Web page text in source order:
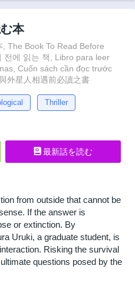
本
The Book To Read Before
전에 읽는 책, Libro para leer
Cuốn sách cần đọc trước
外星人相遇前必讀之書
Thriller
最新話を読む
from outside that cannot be
If the answer is
or extinction. By
Uruki, a graduate student, is
Risking the survival
questions posed by the